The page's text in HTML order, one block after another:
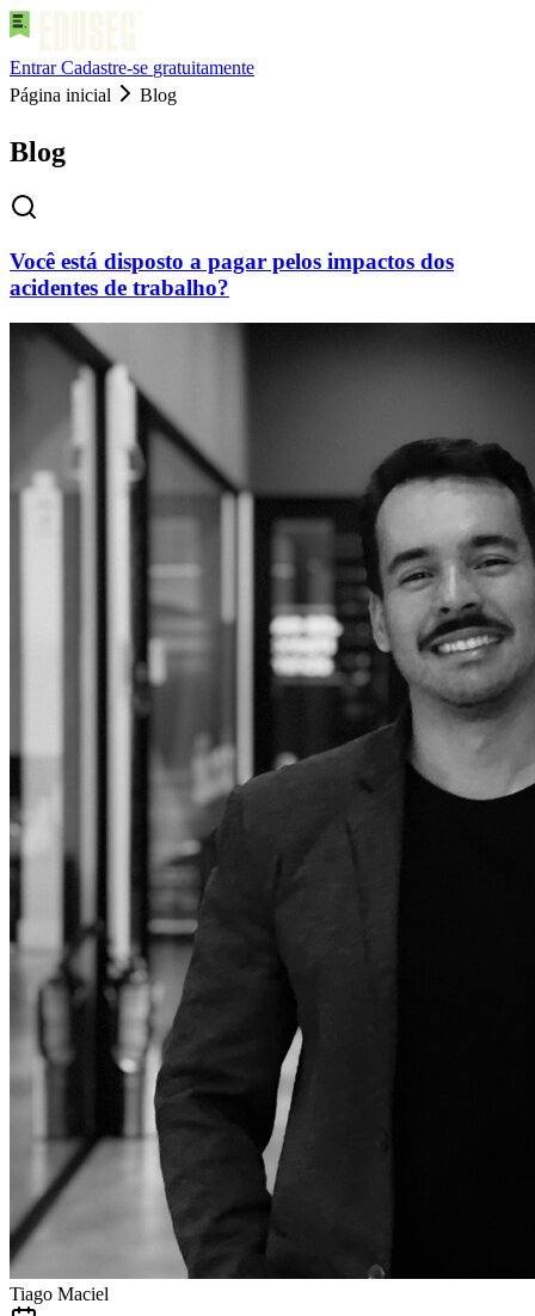
EntrarCadastre-se gratuitamente
Página inicial
Blog
Blog
Você está disposto a pagar pelos impactos dos
acidentes de trabalho?
Tiago Maciel